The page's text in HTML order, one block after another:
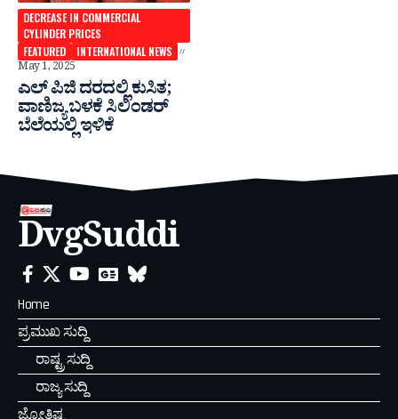
DECREASE IN COMMERCIAL
CYLINDER PRICES
FEATURED
INTERNATIONAL NEWS
May 1, 2025
ಎಲ್ ಪಿಜಿ ದರದಲ್ಲಿ ಕುಸಿತ;
ವಾಣಿಜ್ಯ ಬಳಕೆ ಸಿಲಿಂಡರ್
ಬೆಲೆಯಲ್ಲಿ ಇಳಿಕೆ
DvgSuddi
Home
ಪ್ರಮುಖ ಸುದ್ದಿ
ರಾಷ್ಟ್ರ ಸುದ್ದಿ
ರಾಜ್ಯ ಸುದ್ದಿ
ಜ್ಯೋತಿಷ್ಯ